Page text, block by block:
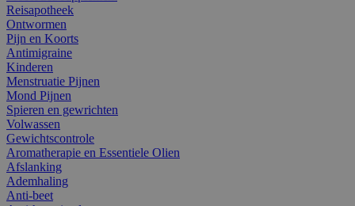
Reisapotheek
Ontwormen
Pijn en Koorts
Antimigraine
Kinderen
Menstruatie Pijnen
Mond Pijnen
Spieren en gewrichten
Volwassen
Gewichtscontrole
Aromatherapie en Essentiele Olien
Afslanking
Ademhaling
Anti-beet